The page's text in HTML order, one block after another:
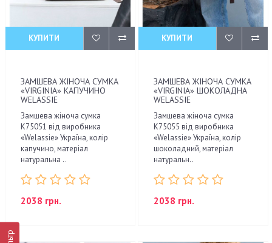
КУПИТИ
ЗАМШЕВА ЖІНОЧА СУМКА
«VIRGINIA» КАПУЧИНО
WELASSIE
Замшева жіноча сумка
К75051 від виробника
«Welassie» Україна, колір
капучино, матеріал
натуральна ..
2038 грн.
КУПИТИ
ЗАМШЕВА ЖІНОЧА СУМКА
«VIRGINIA» ШОКОЛАДНА
WELASSIE
Замшева жіноча сумка
К75055 від виробника
«Welassie» Україна, колір
шоколадний, матеріал
натуральн..
2038 грн.